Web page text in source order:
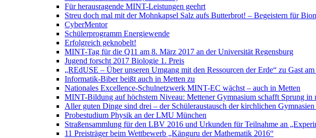
Für herausragende MINT-Leistungen geehrt
Streu doch mal mit der Mohnkapsel Salz aufs Butterbrot! – Begeistern für
CyberMentor
Schülerprogramm Energiewende
Erfolgreich geknobelt!
MINT-Tag für die Q11 am 8. März 2017 an der Universität Regensburg
Jugend forscht 2017 Biologie 1. Preis
„REdUSE – Über unseren Umgang mit den Ressourcen der Erde“ zu Gast
Informatik-Biber beißt auch in Metten zu
Nationales Excellence-Schulnetzwerk MINT-EC wächst – auch in Metten
MINT-Bildung auf höchstem Niveau: Mettener Gymnasium schafft Sprung in
Aller guten Dinge sind drei – der Schüleraustausch der kirchlichen
Probestudium Physik an der LMU München
Straßensammlung für den LBV 2016 und Urkunden für Teilnahme an
11 Preisträger beim Wettbewerb „Känguru der Mathematik 2016“